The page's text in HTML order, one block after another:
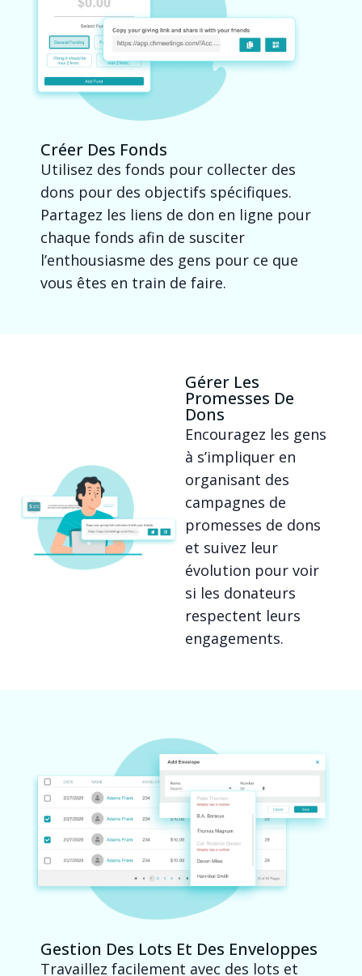
Créer Des Fonds
Utilisez des fonds pour collecter des
dons pour des objectifs spécifiques.
Partagez les liens de don en ligne pour
chaque fonds afin de susciter
l’enthousiasme des gens pour ce que
vous êtes en train de faire.
Gérer Les
Promesses De
Dons
Encouragez les gens
à s’impliquer en
organisant des
campagnes de
promesses de dons
et suivez leur
évolution pour voir
si les donateurs
respectent leurs
engagements.
Gestion Des Lots Et Des Enveloppes
Travaillez facilement avec des lots et